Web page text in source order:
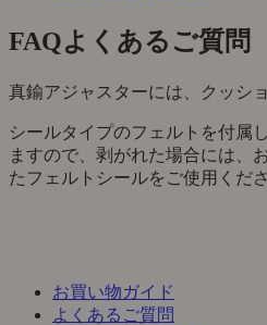
FAQよくあるご質問
真鍮アジャスターには、クッシ
シールタイプのフェルトを付属
ますので、剥がれた場合には、
たフェルトシールをご使用くださ
お買い物ガイド
よくあるご質問